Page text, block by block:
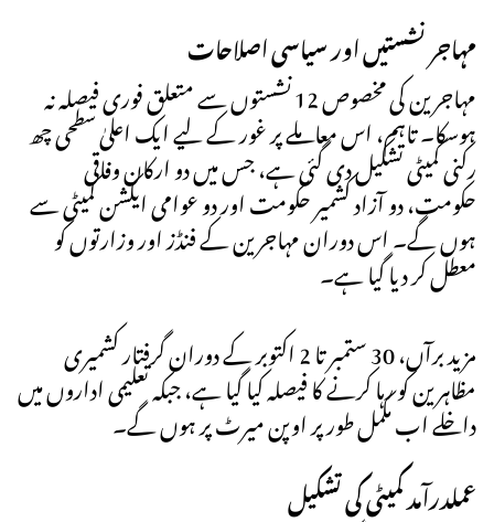
مہاجر نشستیں اور سیاسی اصلاحات
مہاجرین کی مخصوص 12 نشستوں سے متعلق فوری فیصلہ نہ
ہوسکا۔ تاہم، اس معاملے پر غور کے لیے ایک اعلیٰ سطحی چھ
رکنی کمیٹی تشکیل دی گئی ہے، جس میں دو ارکان وفاقی
حکومت، دو آزاد کشمیر حکومت اور دو عوامی ایکشن کمیٹی سے
ہوں گے۔ اس دوران مہاجرین کے فنڈز اور وزارتوں کو
معطل کر دیا گیا ہے۔
مزید برآں، 30 ستمبر تا 2 اکتوبر کے دوران گرفتار کشمیری
مظاہرین کو رہا کرنے کا فیصلہ کیا گیا ہے، جبکہ تعلیمی اداروں میں
داخلے اب مکمل طور پر اوپن میرٹ پر ہوں گے۔
عملدرآمد کمیٹی کی تشکیل